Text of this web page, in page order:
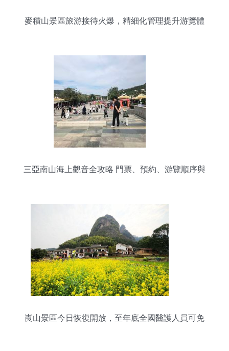
麥積山景區旅游接待火爆，精細化管理提升游覽體
三亞南山海上觀音全攻略 門票、預約、游覽順序與
崀山景區今日恢復開放，至年底全國醫護人員可免